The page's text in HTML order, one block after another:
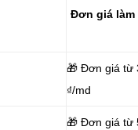
Đơn giá làm
🎁 Đơn giá từ
₫/md
🎁 Đơn giá từ